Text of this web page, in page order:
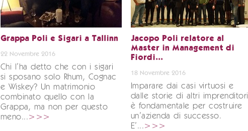
Grappa Poli e Sigari a Tallinn
22 Novembre 2016
Chi l’ha detto che con i sigari
si sposano solo Rhum, Cognac
e Wiskey? Un matrimonio
combinato quello con la
Grappa, ma non per questo
meno...>>>
Jacopo Poli relatore al
Master in Management di
Fiordi...
18 Novembre 2016
Imparare dai casi virtuosi e
dalle storie di altri imprenditori
è fondamentale per costruire
un’azienda di successo.
E’...>>>